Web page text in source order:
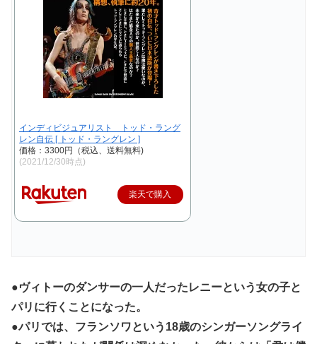
インディビジュアリスト トッド・ラング
レン自伝 [ トッド・ラングレン ]
価格：3300円（税込、送料無料)
(2021/12/30時点)
楽天で購入
●ヴィトーのダンサーの一人だったレニーという女の子と
パリに行くことになった。
●パリでは、フランソワという18歳のシンガーソングライ